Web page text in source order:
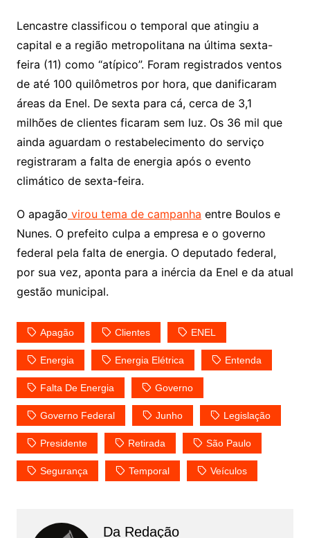
Lencastre classificou o temporal que atingiu a
capital e a região metropolitana na última sexta-
feira (11) como “atípico”. Foram registrados ventos
de até 100 quilômetros por hora, que danificaram
áreas da Enel. De sexta para cá, cerca de 3,1
milhões de clientes ficaram sem luz. Os 36 mil que
ainda aguardam o restabelecimento do serviço
registraram a falta de energia após o evento
climático de sexta-feira.
O apagão virou tema de campanha entre Boulos e
Nunes. O prefeito culpa a empresa e o governo
federal pela falta de energia. O deputado federal,
por sua vez, aponta para a inércia da Enel e da atual
gestão municipal.
Apagão Clientes ENEL
Energia Energia Elétrica Entenda
Falta De Energia Governo
Governo Federal Junho Legislação
Presidente Retirada São Paulo
Segurança Temporal Veículos
Da Redação